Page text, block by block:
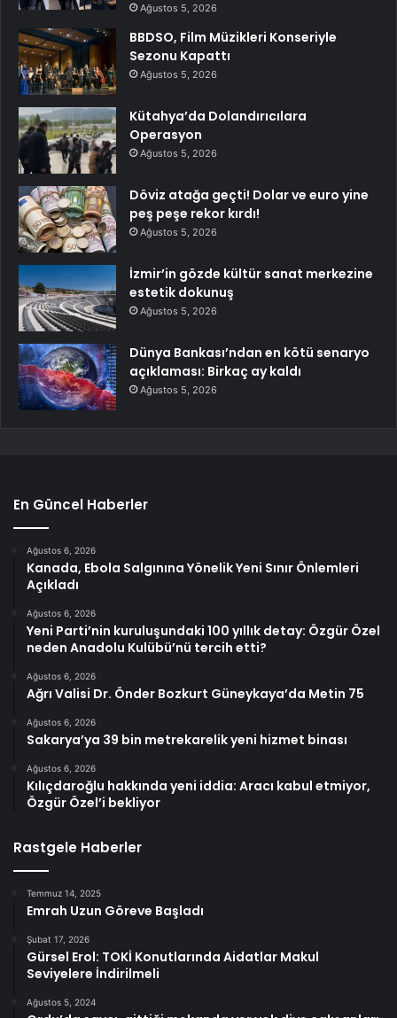
Ağustos 5, 2026
BBDSO, Film Müzikleri Konseriyle
Sezonu Kapattı
Ağustos 5, 2026
Kütahya’da Dolandırıcılara
Operasyon
Ağustos 5, 2026
Döviz atağa geçti! Dolar ve euro yine
peş peşe rekor kırdı!
Ağustos 5, 2026
İzmir’in gözde kültür sanat merkezine
estetik dokunuş
Ağustos 5, 2026
Dünya Bankası’ndan en kötü senaryo
açıklaması: Birkaç ay kaldı
Ağustos 5, 2026
En Güncel Haberler
Ağustos 6, 2026
Kanada, Ebola Salgınına Yönelik Yeni Sınır Önlemleri
Açıkladı
Ağustos 6, 2026
Yeni Parti’nin kuruluşundaki 100 yıllık detay: Özgür Özel
neden Anadolu Kulübü’nü tercih etti?
Ağustos 6, 2026
Ağrı Valisi Dr. Önder Bozkurt Güneykaya’da Metin 75
Ağustos 6, 2026
Sakarya’ya 39 bin metrekarelik yeni hizmet binası
Ağustos 6, 2026
Kılıçdaroğlu hakkında yeni iddia: Aracı kabul etmiyor,
Özgür Özel’i bekliyor
Rastgele Haberler
Temmuz 14, 2025
Emrah Uzun Göreve Başladı
Şubat 17, 2026
Gürsel Erol: TOKİ Konutlarında Aidatlar Makul
Seviyelere İndirilmeli
Ağustos 5, 2024